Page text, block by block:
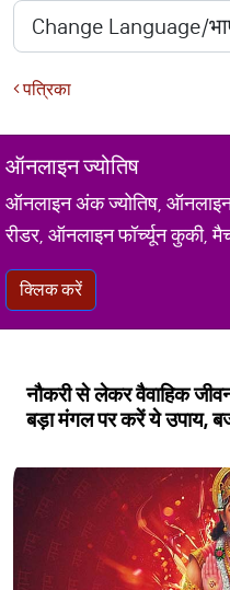
पत्रिका
ऑनलाइन ज्योतिष
ऑनलाइन अंक ज्योतिष,
रीडर, ऑनलाइन फॉर्च्यून कुकी,
क्लिक करें
नौकरी से लेकर वैवाहिक
बड़ा मंगल पर करें ये उपाय,